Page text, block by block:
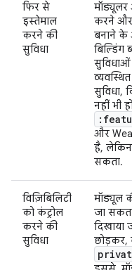
फिर से
इस्तेमाल
करने की
सुविधा
करने
बनाने के
बिल्डिंग
सुविधा,
नहीं भी
और
है, लेकिन
सकता.
विज़िबिलिटी
को कंट्रोल
करने की
सुविधा
मॉड्यूल
जा
दिखाया
छोड़कर,